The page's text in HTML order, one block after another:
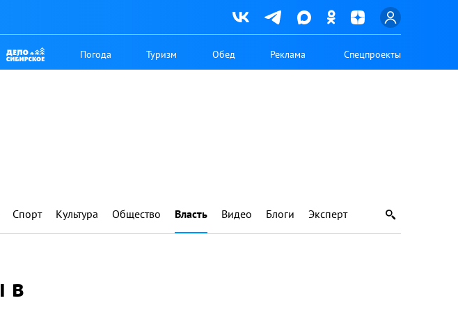
Погода Туризм Обед Реклама Спецпроекты
Спорт Культура Общество Власть Видео Блоги Эксперт
в